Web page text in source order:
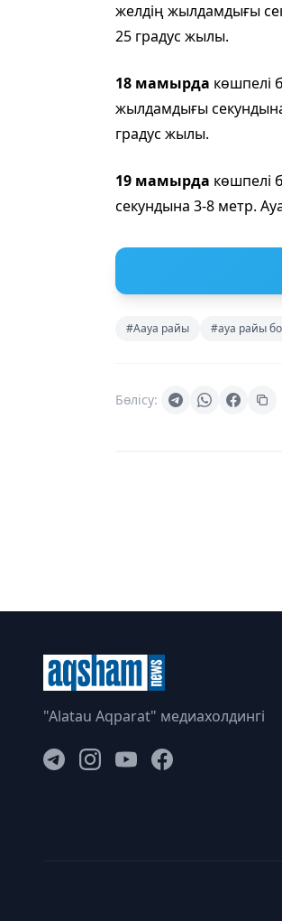
желдің жылдамдығы
25 градус жылы.
18 мамырда көшпелі
жылдамдығы секундына
градус жылы.
19 мамырда көшпелі
секундына 3-8 метр.
#Аауа райы #ауа райы
Бөлісу:
"Alatau Aqparat" медиахолдингі